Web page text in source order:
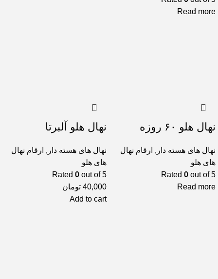
Read more
نهال هلو ۶۰ روزه
نهال های هسته دار , ارقام نهال
های هلو
Rated 0 out of 5
Read more
نهال هلو آلبرتا
نهال های هسته دار , ارقام نهال
های هلو
Rated 0 out of 5
40,000 تومان
Add to cart